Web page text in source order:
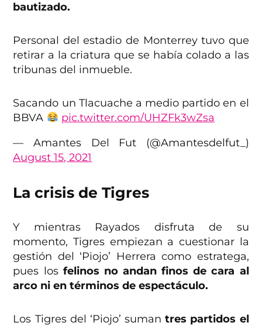
bautizado.
Personal del estadio de Monterrey tuvo que
retirar a la criatura que se había colado a las
tribunas del inmueble.
Sacando un Tlacuache a medio partido en el
BBVA
pic.twitter.com/UHZFk3wZsa
— Amantes Del Fut (@Amantesdelfut_)
August 15, 2021
La crisis de Tigres
Y mientras Rayados disfruta de su
momento, Tigres empiezan a cuestionar la
gestión del ‘Piojo’ Herrera como estratega,
pues los felinos no andan finos de cara al
arco ni en términos de espectáculo.
Los Tigres del ‘Piojo’ sumantres partidos el